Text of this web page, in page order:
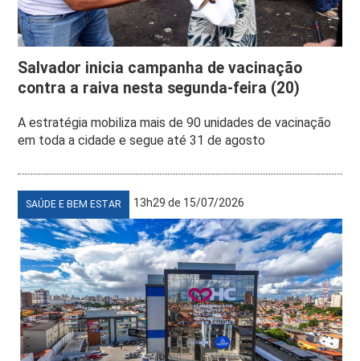
Salvador inicia campanha de vacinação
contra a raiva nesta segunda-feira (20)
A estratégia mobiliza mais de 90 unidades de vacinação
em toda a cidade e segue até 31 de agosto
SAÚDE E BEM ESTAR 13h29 de 15/07/2026